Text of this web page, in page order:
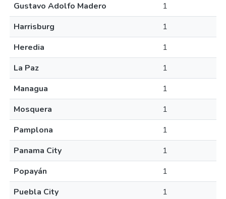
Gustavo Adolfo Madero
1
Harrisburg
1
Heredia
1
La Paz
1
Managua
1
Mosquera
1
Pamplona
1
Panama City
1
Popayán
1
Puebla City
1